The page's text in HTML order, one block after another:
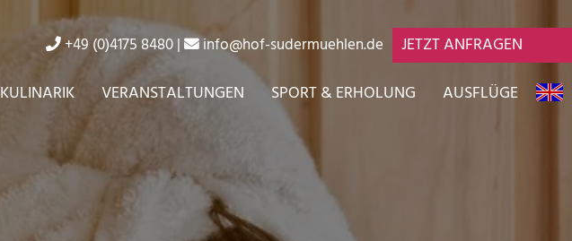
+49 (0)4175 8480| info@hof-sudermuehlen.de
JETZT ANFRAGEN
KULINARIK VERANSTALTUNGEN SPORT & ERHOLUNG AUSFLÜGE